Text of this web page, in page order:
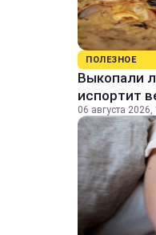
ПОЛЕЗНОЕ
Выкопали
испортит
06 августа 2026,